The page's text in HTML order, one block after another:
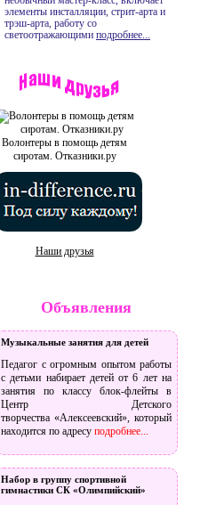
элементы инсталляции, стрит-арта и
трэш-арта, работу со
светоотражающими подробнее...
Волонтеры в помощь детям
сиротам. Отказники.ру
Наши друзья
Объявления
Музыкальные занятия для детей
Педагог с огромным опытом работы
с детьми набирает детей от 6 лет на
занятия по классу блок-флейты в
Центр Детского
творчества «Алексеевский», который
находится по адресу подробнее...
Набор в группу спортивной
гимнастики СК «Олимпийский»